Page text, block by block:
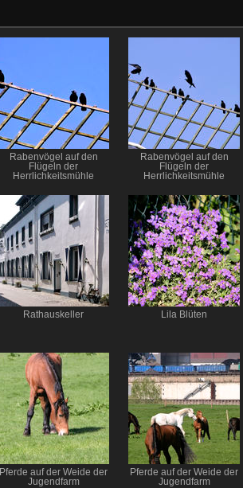
Rabenvögel auf den
Flügeln der
Herrlichkeitsmühle
Rabenvögel auf den
Flügeln der
Herrlichkeitsmühle
Rathauskeller Lila Blüten
Pferde auf der Weide der
Jugendfarm
Pferde auf der Weide der
Jugendfarm